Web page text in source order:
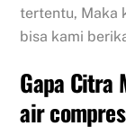
tertentu, Maka
bisa kami
Gapa Citra
air